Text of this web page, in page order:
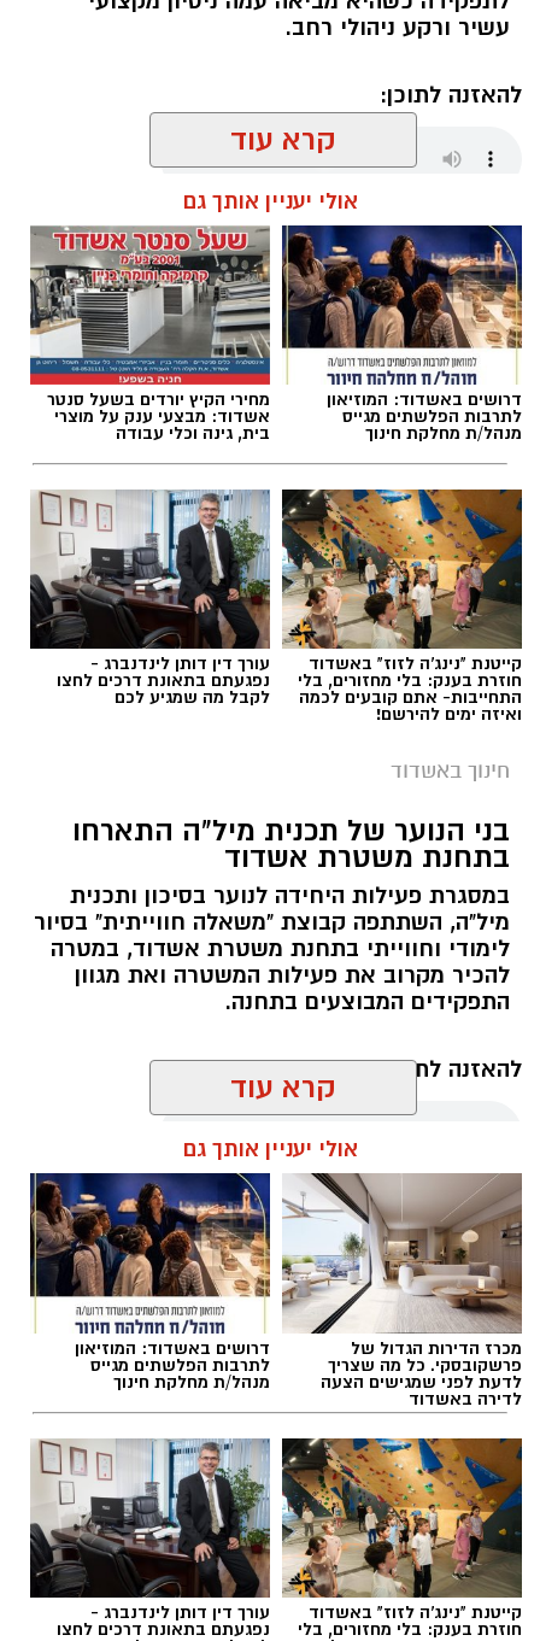
עשיר ורקע ניהולי רחב.
להאזנה לתוכן:
אלדה נתנאל / 21:10 07.08.26
תגים:מקיף ד
דוד צברה לאורך השנים ניסיון משמעותי במערכת
החינוך, ובמהלך הקריירה מילאה מגוון תפקידים,
בהם מחנכת, רכזת, סגנית מנהלת ומנהלת. ניסיונה
הרב והעשייה החינוכית הענפה צפויים לסייע
בהמשך קידומו והתפתחותו של בית הספר.
בקהילת בית הספר בירכו על המינוי ואיחלו לדוד
הצלחה רבה בתפקידה החדש. "אנו בטוחים כי
בהובלתה ימשיך מקיף ד' לצמוח, להתפתח ולהוביל
למצוינות חינוכית, ערכית וחברתית", נמסר.
קרא עוד
אולי יעניין אותך גם
דרושים באשדוד: המוזיאון
לתרבות הפלשתים מגייס
מנהל/ת מחלקת חינוך
מחירי הקיץ יורדים בשעל סנטר
אשדוד: מבצעי ענק על מוצרי
בית, גינה וכלי עבודה
קייטנת "נינג'ה לזוז" באשדוד
חוזרת בענק: בלי מחזורים, בלי
התחייבות- אתם קובעים לכמה
ואיזה ימים להירשם!
עורך דין דותן לינדנברג -
נפגעתם בתאונת דרכים לחצו
לקבל מה שמגיע לכם
חינוך באשדוד
בני הנוער של תכנית מיל"ה התארחו
בתחנת משטרת אשדוד
במסגרת פעילות היחידה לנוער בסיכון ותכנית
מיל"ה, השתתפה קבוצת "משאלה חווייתית" בסיור
לימודי וחווייתי בתחנת משטרת אשדוד, במטרה
להכיר מקרוב את פעילות המשטרה ואת מגוון
התפקידים המבוצעים בתחנה.
להאזנה לתוכן:
אלדה נתנאל / 10:13 07.08.26
תגים:בני הנוער בתחנת משטרת אשדוד
קרא עוד
אולי יעניין אותך גם
מכרז הדירות הגדול של
פרשקובסקי. כל מה שצריך
לדעת לפני שמגישים הצעה
לדירה באשדוד
דרושים באשדוד: המוזיאון
לתרבות הפלשתים מגייס
מנהל/ת מחלקת חינוך
קייטנת "נינג'ה לזוז" באשדוד
חוזרת בענק: בלי מחזורים, בלי
עורך דין דותן לינדנברג -
נפגעתם בתאונת דרכים לחצו